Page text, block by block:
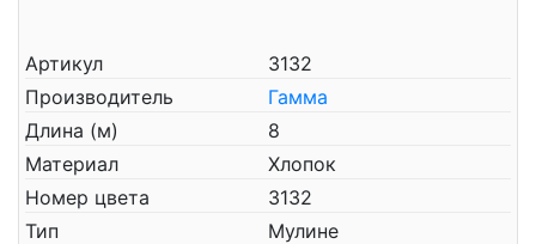
Артикул
3132
Производитель
Гамма
Длина (м)
8
Материал
Хлопок
Номер цвета
3132
Тип
Мулине